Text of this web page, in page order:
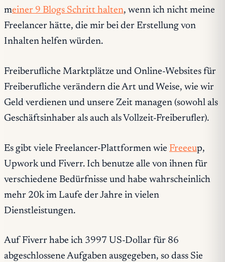
meiner 9 Blogs Schritt halten, wenn ich nicht meine
Freelancer hätte, die mir bei der Erstellung von
Inhalten helfen würden.
Freiberufliche Marktplätze und Online-Websites für
Freiberufliche verändern die Art und Weise, wie wir
Geld verdienen und unsere Zeit managen (sowohl als
Geschäftsinhaber als auch als Vollzeit-Freiberufler).
Es gibt viele Freelancer-Plattformen wie Freeeup,
Upwork und Fiverr. Ich benutze alle von ihnen für
verschiedene Bedürfnisse und habe wahrscheinlich
mehr 20k im Laufe der Jahre in vielen
Dienstleistungen.
Auf Fiverr habe ich 3997 US-Dollar für 86
abgeschlossene Aufgaben ausgegeben, so dass Sie